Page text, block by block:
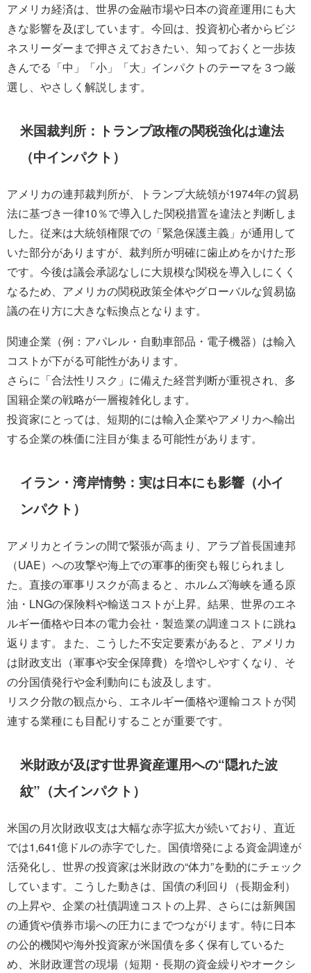
アメリカ経済は、世界の金融市場や日本の資産運用にも大
きな影響を及ぼしています。今回は、投資初心者からビジ
ネスリーダーまで押さえておきたい、知っておくと一歩抜
きんでる「中」「小」「大」インパクトのテーマを３つ厳
選し、やさしく解説します。
米国裁判所：トランプ政権の関税強化は違法
（中インパクト）
アメリカの連邦裁判所が、トランプ大統領が1974年の貿易
法に基づき一律10％で導入した関税措置を違法と判断しま
した。従来は大統領権限での「緊急保護主義」が通用して
いた部分がありますが、裁判所が明確に歯止めをかけた形
です。今後は議会承認なしに大規模な関税を導入しにくく
なるため、アメリカの関税政策全体やグローバルな貿易協
議の在り方に大きな転換点となります。
関連企業（例：アパレル・自動車部品・電子機器）は輸入
コストが下がる可能性があります。
さらに「合法性リスク」に備えた経営判断が重視され、多
国籍企業の戦略が一層複雑化します。
投資家にとっては、短期的には輸入企業やアメリカへ輸出
する企業の株価に注目が集まる可能性があります。
イラン・湾岸情勢：実は日本にも影響（小イ
ンパクト）
アメリカとイランの間で緊張が高まり、アラブ首長国連邦
（UAE）への攻撃や海上での軍事的衝突も報じられまし
た。直接の軍事リスクが高まると、ホルムズ海峡を通る原
油・LNGの保険料や輸送コストが上昇。結果、世界のエネ
ルギー価格や日本の電力会社・製造業の調達コストに跳ね
返ります。また、こうした不安定要素があると、アメリカ
は財政支出（軍事や安全保障費）を増やしやすくなり、そ
の分国債発行や金利動向にも波及します。
リスク分散の観点から、エネルギー価格や運輸コストが関
連する業種にも目配りすることが重要です。
米財政が及ぼす世界資産運用への“隠れた波
紋”（大インパクト）
米国の月次財政収支は大幅な赤字拡大が続いており、直近
では1,641億ドルの赤字でした。国債増発による資金調達が
活発化し、世界の投資家は米財政の“体力”を動的にチェック
しています。こうした動きは、国債の利回り（長期金利）
の上昇や、企業の社債調達コストの上昇、さらには新興国
の通貨や債券市場への圧力にまでつながります。特に日本
の公的機関や海外投資家が米国債を多く保有しているた
め、米財政運営の現場（短期・長期の資金繰りやオークシ